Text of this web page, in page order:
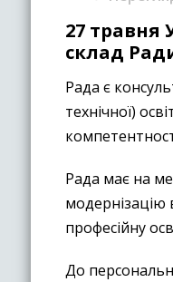
27 травня
склад
Рада є
технічної)
Рада має на
модернізацію
професійну
До